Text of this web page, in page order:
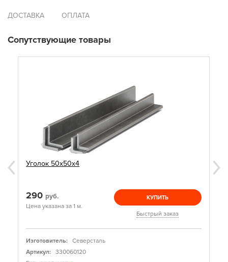
ДОСТАВКА ОПЛАТА
Сопутствующие товары
Уголок 50х50х4
290 руб.
Цена указана за 1 м.
КУПИТЬ
Быстрый заказ
Изготовитель:
Северсталь
Артикул:
330060120